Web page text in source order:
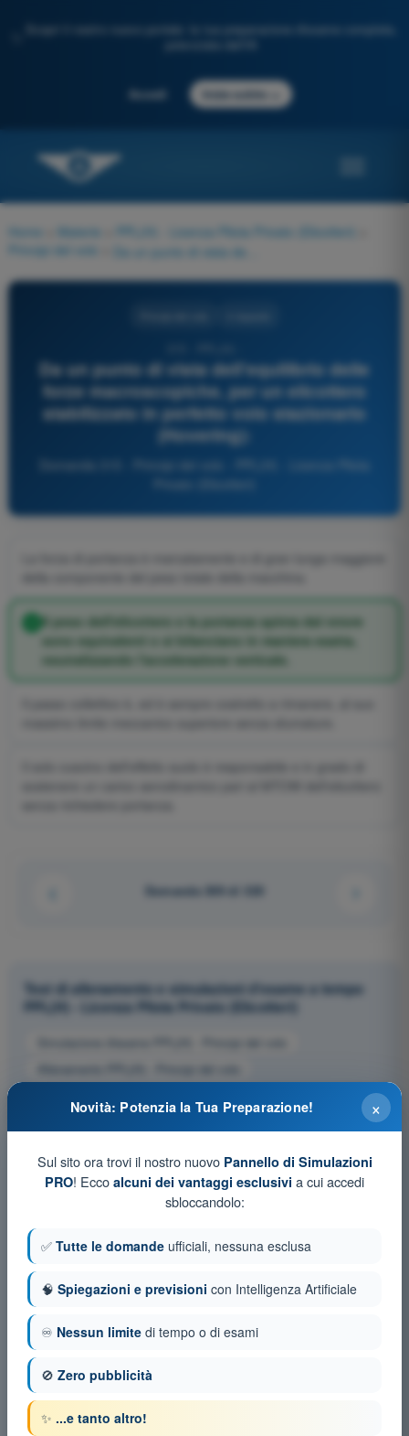
Scopri il nostro nuovo portale: la tua preparazione d'esame completa,
Accedi Inizia subito
Home Materie PPL(H) - Licenza Pilota Privato (Elicotteri)
Principi del volo
Da un punto di vista dell'equilibrio delle
forze macroscopiche, per un elicottero
stabilizzato in perfetto volo stazionario
(Hovering):
La forza di portanza è marcatamente e di gran lunga maggiore
Il peso dell'elicottero e la portanza spinta dal rotore
sono equivalenti o si bilanciano in maniera esatta,
neutralizzando l'accelerazione verticale.
Domanda 309 di 320
Test di allenamento e simulazioni d'esame a tempo
PPL(H) - Licenza Pilota Privato (Elicotteri)
Simulazione d'esame PPL(H) - Principi del volo
Allenamento PPL(H) - Principi del volo
×
Novità: Potenzia la Tua Preparazione!
Sul sito ora trovi il nostro nuovo Pannello di Simulazioni
PRO! Ecco alcuni dei vantaggi esclusivi a cui accedi
sbloccandolo:
✅ Tutte le domande ufficiali, nessuna esclusa
🧠 Spiegazioni e previsioni con Intelligenza Artificiale
♾️ Nessun limite di tempo o di esami
🚫 Zero pubblicità
✨ ...e tanto altro!